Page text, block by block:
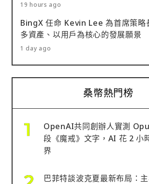
19 hours ago
BingX 任命 Kevin Lee 為首席策略
多資產、以用戶為核心的發展願景
1 day ago
桑幣熱門榜
OpenAI共同創辦人實測
段《魔戒》文字，AI 花 2 小
界
巴菲特談波克夏最新布局：